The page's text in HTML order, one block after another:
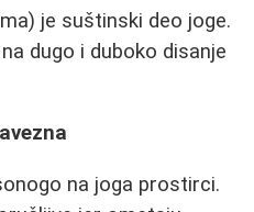
je suštinski deo joge.
dugo i duboko disanje
na joga prostirci.